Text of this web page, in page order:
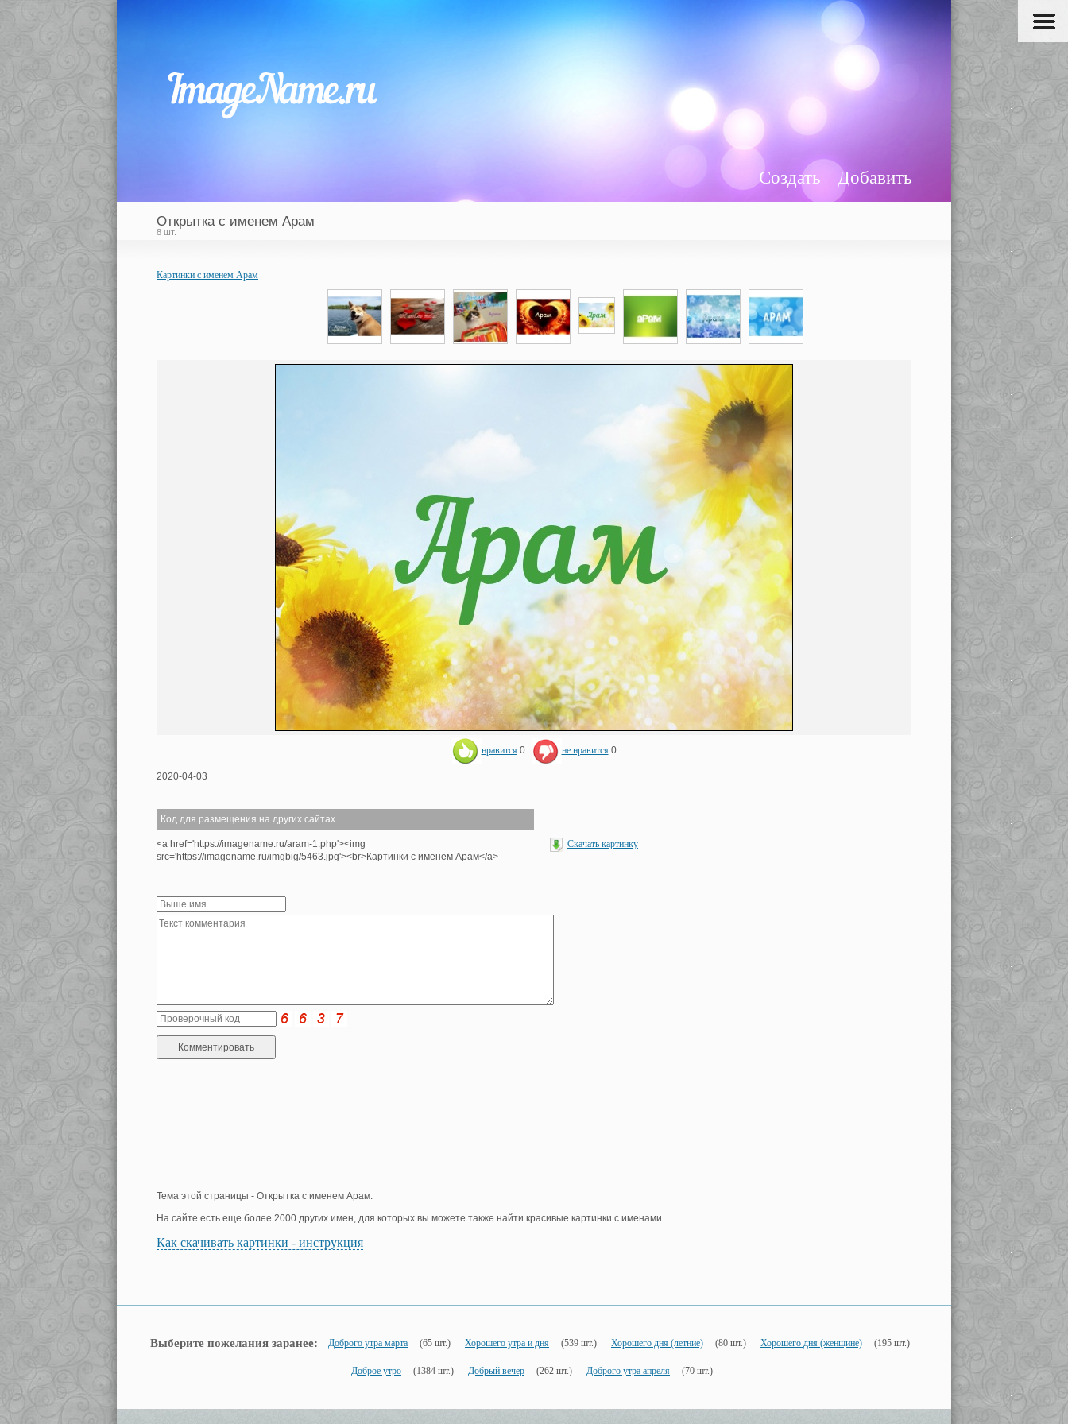
Добавить
Создать
Открытка с именем Арам
8 шт.
Картинки с именем Арам
нравится 0 не нравится 0
2020-04-03
Код для размещения на других сайтах
<a href='https://imagename.ru/aram-1.php'><img
src='https://imagename.ru/imgbig/5463.jpg'><br>Картинки с именем Арам</a>
Скачать картинку
Тема этой страницы - Открытка с именем Арам.
На сайте есть еще более 2000 других имен, для которых вы можете также найти красивые картинки с именами.
Как скачивать картинки - инструкция
Выберите пожелания заранее: Доброго утра марта (65 шт.) Хорошего утра и дня (539 шт.) Хорошего дня (летние) (80 шт.) Хорошего дня (женщине) (195 шт.)
Доброе утро (1384 шт.) Добрый вечер (262 шт.) Доброго утра апреля (70 шт.)